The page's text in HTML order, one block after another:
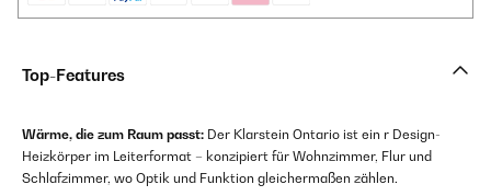
Top-Features
Wärme, die zum Raum passt: Der Klarstein Ontario ist ein r Design-
Heizkörper im Leiterformat – konzipiert für Wohnzimmer, Flur und
Schlafzimmer, wo Optik und Funktion gleichermaßen zählen.